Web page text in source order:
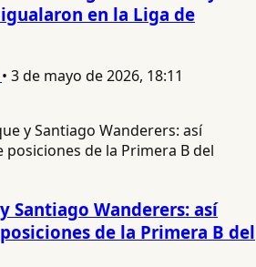
en la Liga de
• 3 de mayo de 2026, 18:11
Santiago Wanderers: así
de la Primera B del